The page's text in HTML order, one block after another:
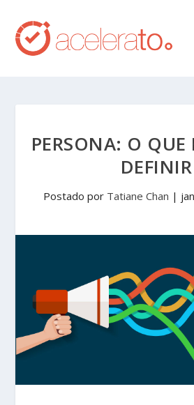
PERSONA: O QUE
DEFINIR
Postado por Tatiane Chan |